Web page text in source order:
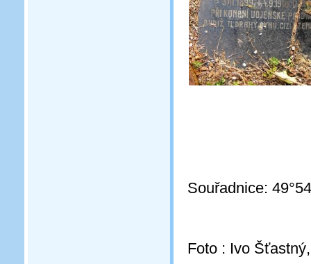
Souřadnice:
Foto : Ivo